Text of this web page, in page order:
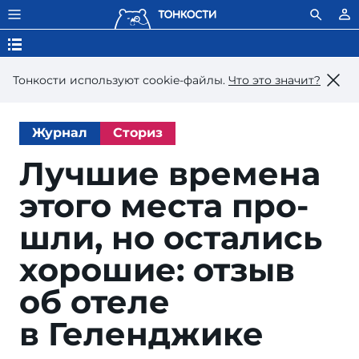
Тонкости используют сookie-файлы. Что это значит?
Журнал Сториз
Лучшие времена
это­го мес­та про­
шли, но ос­та­лись
хо­ро­шие: от­зыв
об отеле
в Геленджике